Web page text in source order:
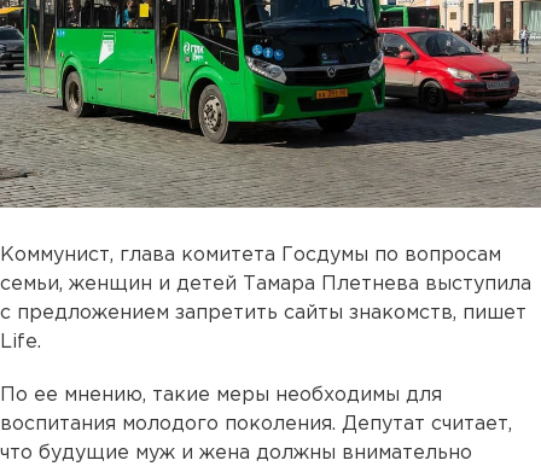
Коммунист, глава комитета Госдумы по вопросам
семьи, женщин и детей Тамара Плетнева выступила
с предложением запретить сайты знакомств, пишет
Life.
По ее мнению, такие меры необходимы для
воспитания молодого поколения. Депутат считает,
что будущие муж и жена должны внимательно